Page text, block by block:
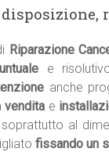
Riparazione
e
anche
vendita e
soprattutto al
fissando un